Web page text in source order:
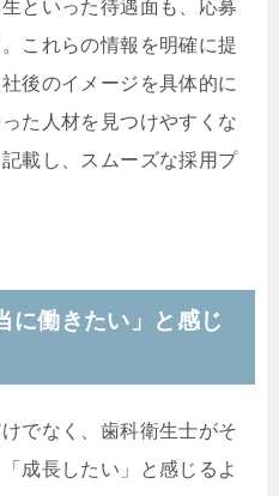
といった待遇面も、応募
これらの情報を明確に提
後のイメージを具体的に
た人材を見つけやすくな
載し、スムーズな採用プ
に働きたい」と感じ
でなく、歯科衛生士がそ
成長したい」と感じるよ